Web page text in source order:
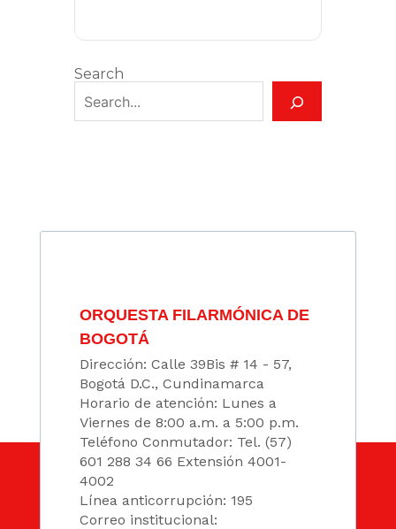
Search
ORQUESTA FILARMÓNICA DE
BOGOTÁ
Dirección: Calle 39Bis # 14 - 57,
Bogotá D.C., Cundinamarca
Horario de atención: Lunes a
Viernes de 8:00 a.m. a 5:00 p.m.
Teléfono Conmutador: Tel. (57)
601 288 34 66 Extensión 4001-
4002
Línea anticorrupción: 195
Correo institucional: